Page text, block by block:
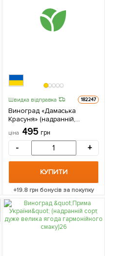
Швидка відправка 182247
Виноград «Дамаська
Красуня» (надранній,
великий, солодкий сорт) 1
саджанець в упаковці
ціна 495 грн
- +
КУПИТИ
+19.8 грн бонусів за покупку